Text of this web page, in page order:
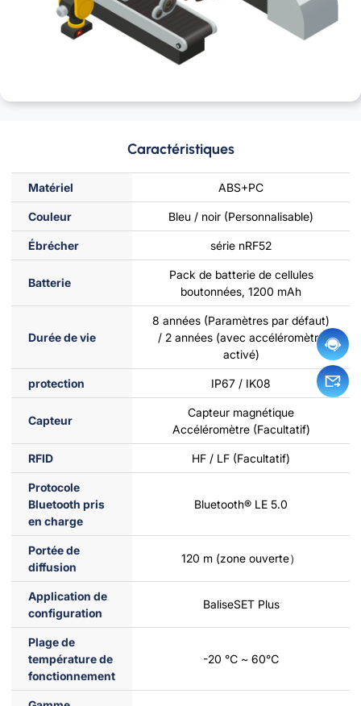
Caractéristiques
Matériel ABS+PC
Couleur Bleu / noir (Personnalisable)
Ébrécher série nRF52
Batterie
Pack de batterie de cellules
boutonnées, 1200 mAh
Durée de vie
8 années (Paramètres par défaut)
/ 2 années (avec accéléromètre
activé)
protection IP67 / IK08
Capteur
Capteur magnétique
Accéléromètre (Facultatif)
RFID HF / LF (Facultatif)
Protocole
Bluetooth pris
en charge
Bluetooth® LE 5.0
Portée de
diffusion
120 m (zone ouverte）
Application de
configuration
BaliseSET Plus
Plage de
température de
fonctionnement
-20 ℃ ~ 60℃